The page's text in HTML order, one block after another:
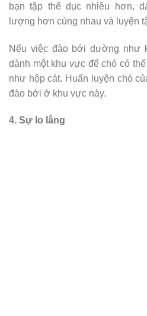
bạn tập thể dục nhiều hơn,
lượng hơn cùng nhau và luyện
Nếu việc đào bới dường như
dành một khu vực để chó có
như hộp cát. Huấn luyện chó
đào bới ở khu vực này.
4. Sự lo lắng